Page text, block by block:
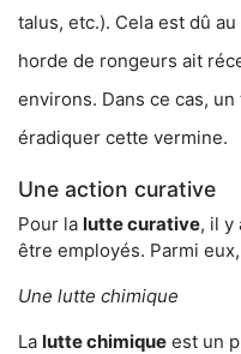
talus, etc.). Cela est dû au
horde de rongeurs ait
environs. Dans ce cas,
éradiquer cette vermine.
Une action curative
Pour la lutte curative, il y
être employés. Parmi
Une lutte chimique
La lutte chimique est un